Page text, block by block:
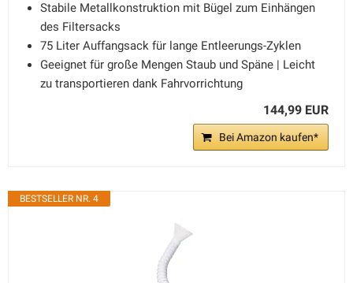
Stabile Metallkonstruktion mit Bügel zum Einhängen
des Filtersacks
75 Liter Auffangsack für lange Entleerungs-Zyklen
Geeignet für große Mengen Staub und Späne | Leicht
zu transportieren dank Fahrvorrichtung
144,99 EUR
Bei Amazon kaufen*
BESTSELLER NR. 4